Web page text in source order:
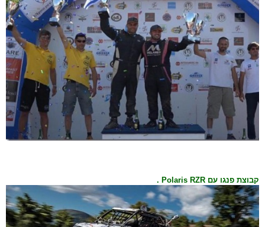
קבוצת פנגו עם Polaris RZR .